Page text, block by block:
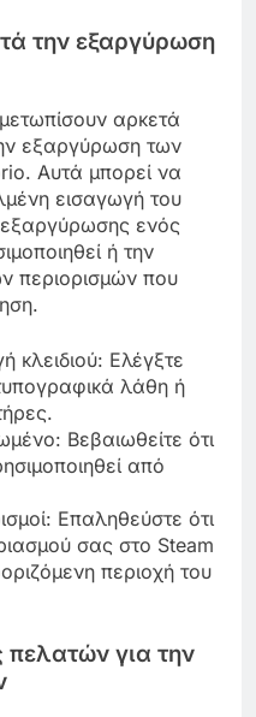
την εξαργύρωση
αρκετά
εξαργύρωση των
Αυτά μπορεί να
εισαγωγή του
εξαργύρωσης ενός
ή την
περιορισμών που
κλειδιού: Ελέγξτε
λάθη ή
Βεβαιωθείτε ότι
από
Επαληθεύστε ότι
σας στο Steam
περιοχή του
πελατών για την